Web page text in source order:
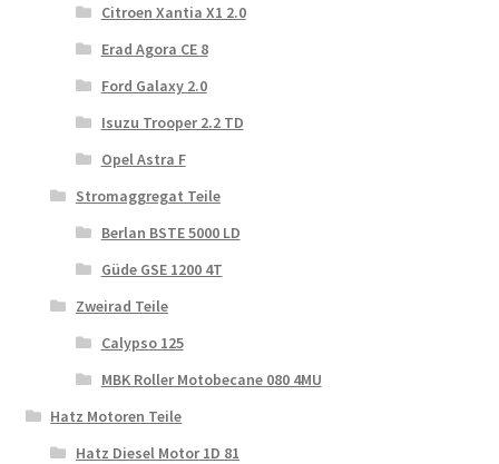
Citroen Xantia X1 2.0
Erad Agora CE 8
Ford Galaxy 2.0
Isuzu Trooper 2.2 TD
Opel Astra F
Stromaggregat Teile
Berlan BSTE 5000 LD
Güde GSE 1200 4T
Zweirad Teile
Calypso 125
MBK Roller Motobecane 080 4MU
Hatz Motoren Teile
Hatz Diesel Motor 1D 81